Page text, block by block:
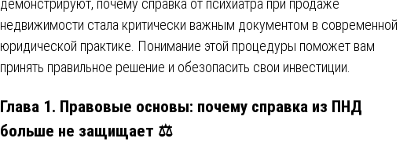
недвижимости стала критически важным документом в современной
юридической практике. Понимание этой процедуры поможет вам
принять правильное решение и обезопасить свои инвестиции.
Глава 1. Правовые основы: почему справка из ПНД
больше не защищает ⚖️